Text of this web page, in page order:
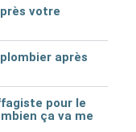
votre
après
pour le
ça va me